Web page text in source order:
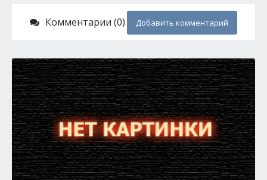
Комментарии (0) Добавить комментарий